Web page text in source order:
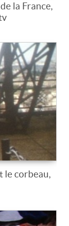
la France,
le corbeau,